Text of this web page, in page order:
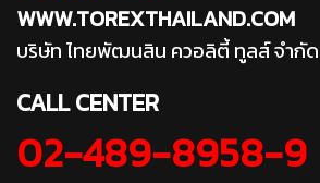
WWW.TOREXTHAILAND.COM
บริษัท ไทยพัฒนสิน ควอลิตี้ ทูลส์ จำกัด
CALL CENTER
02-489-8958-9